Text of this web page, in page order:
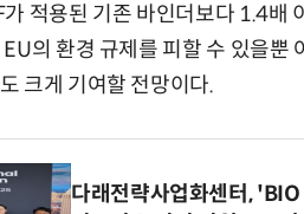
적용된 기존 바인더보다 1.4배
의 환경 규제를 피할 수 있을뿐
크게 기여할 전망이다.
다래전략사업화센터,